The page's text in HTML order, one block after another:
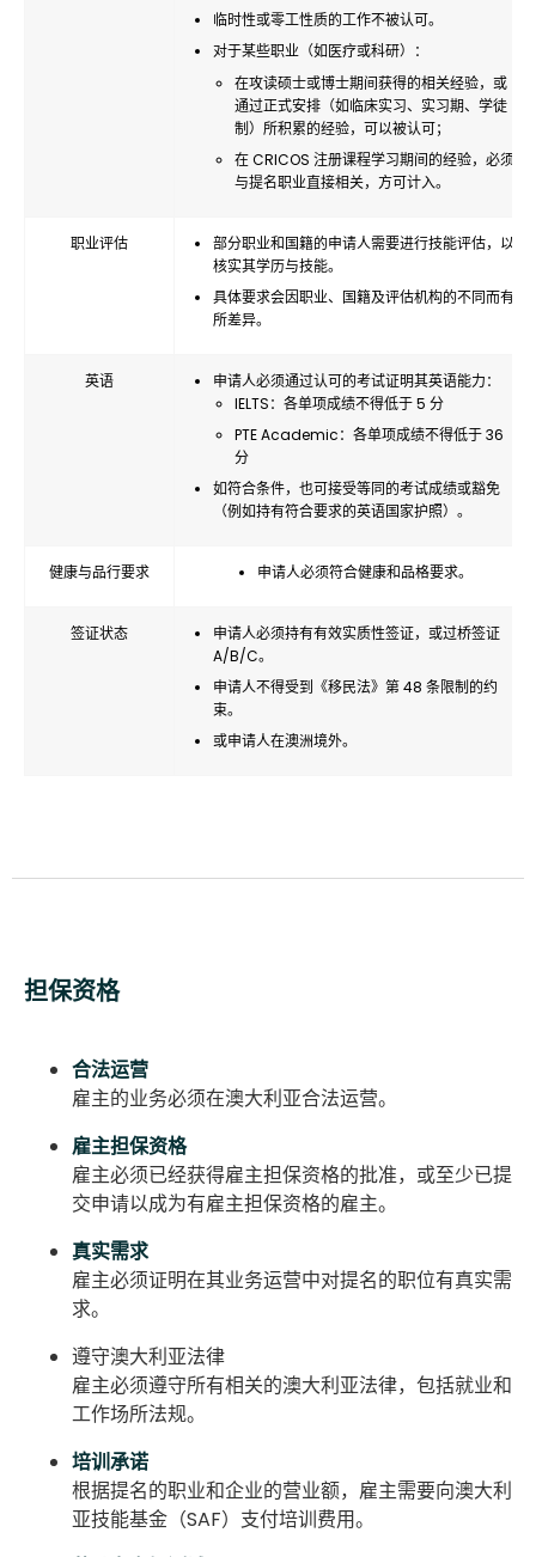
临时性或零工性质的工作不被认可。
对于某些职业（如医疗或科研）：
在攻读硕士或博士期间获得的相关经验，或
通过正式安排（如临床实习、实习期、学徒
制）所积累的经验，可以被认可；
在 CRICOS 注册课程学习期间的经验，必须
与提名职业直接相关，方可计入。
职业评估
部分职业和国籍的申请人需要进行技能评估，以
核实其学历与技能。
具体要求会因职业、国籍及评估机构的不同而有
所差异。
英语
申请人必须通过认可的考试证明其英语能力：
IELTS：各单项成绩不得低于 5 分
PTE Academic：各单项成绩不得低于 36
分
如符合条件，也可接受等同的考试成绩或豁免
（例如持有符合要求的英语国家护照）。
健康与品行要求 申请人必须符合健康和品格要求。
签证状态
申请人必须持有有效实质性签证，或过桥签证
A/B/C。
申请人不得受到《移民法》第 48 条限制的约
束。
或申请人在澳洲境外。
担保资格
合法运营
雇主的业务必须在澳大利亚合法运营。
雇主担保资格
雇主必须已经获得雇主担保资格的批准，或至少已提
交申请以成为有雇主担保资格的雇主。
真实需求
雇主必须证明在其业务运营中对提名的职位有真实需
求。
遵守澳大利亚法律
雇主必须遵守所有相关的澳大利亚法律，包括就业和
工作场所法规。
培训承诺
根据提名的职业和企业的营业额，雇主需要向澳大利
亚技能基金（SAF）支付培训费用。